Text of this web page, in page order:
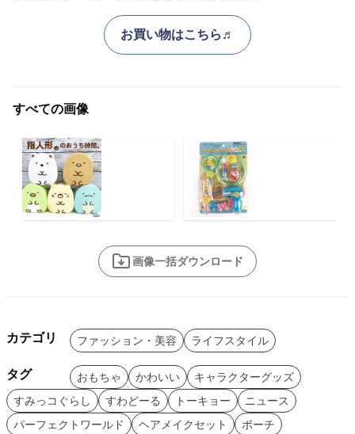
お買い物はこちら♬
すべての画像
画像一括ダウンロード
カテゴリ ファッション・美容 ライフスタイル
タグ おもちゃ かわいい
キャラクターグッズ
すみっコぐらし
すわどーる トーキョー
ニュース
パーフェクトワールド
ヘアメイクセット
ポーチ